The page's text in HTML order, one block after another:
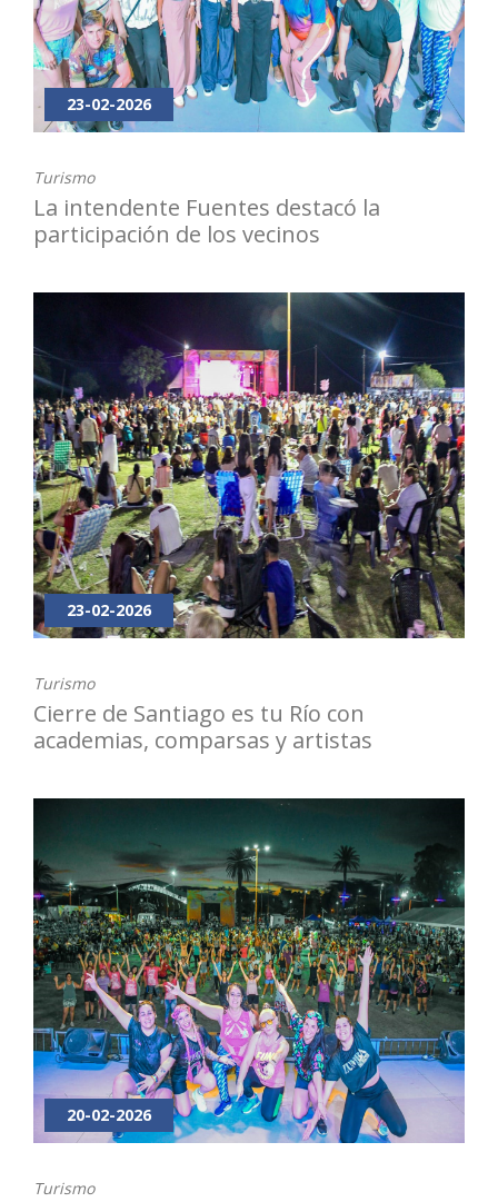
23-02-2026
Turismo
La intendente Fuentes destacó la
participación de los vecinos
23-02-2026
Turismo
Cierre de Santiago es tu Río con
academias, comparsas y artistas
20-02-2026
Turismo